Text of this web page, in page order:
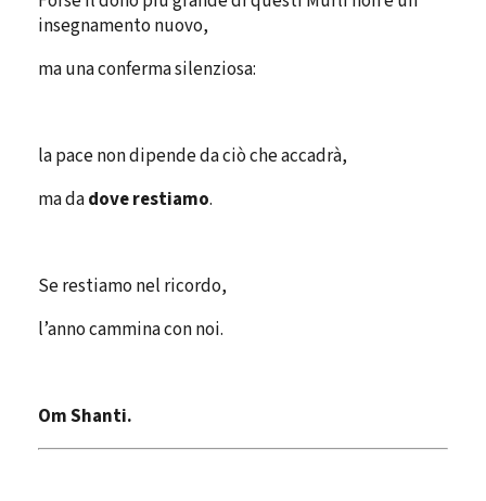
insegnamento nuovo,
ma una conferma silenziosa:
la pace non dipende da ciò che accadrà,
ma dadove restiamo.
Se restiamo nel ricordo,
l’anno cammina con noi.
Om Shanti.